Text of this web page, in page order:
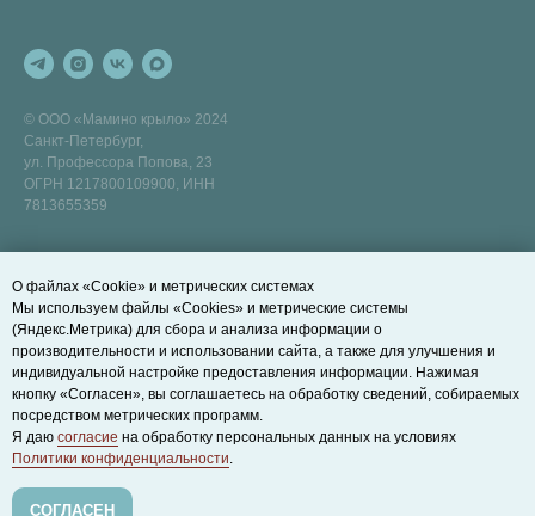
© ООО «Мамино крыло» 2024
Санкт-Петербург,
ул. Профессора Попова, 23
ОГРН 1217800109900, ИНН
7813655359
Развивающие занятия на суше
Записаться на пробное занятие
Как нас найти
БЛОГ
Договор оферты
Правила действия и возврата
абонементов
Политика конфиденциальности
Cookie-файлы
О файлах «Cookie» и метрических системах
Мы используем файлы «Cookies» и метрические системы
(Яндекс.Метрика) для сбора и анализа информации о
производительности и использовании сайта, а также для улучшения и
индивидуальной настройке предоставления информации. Нажимая
кнопку «Согласен», вы соглашаетесь на обработку сведений, собираемых
посредством метрических программ.
Я даю согласие на обработку персональных данных на условиях
Политики конфиденциальности.
СОГЛАСЕН